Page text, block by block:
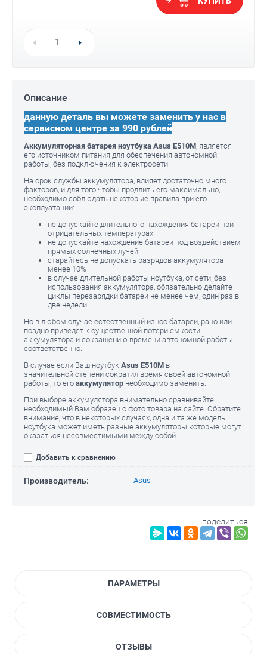
Описание
данную деталь вы можете заменить у нас в
сервисном центре за 990 рублей
Аккумуляторная батарея ноутбука Asus E510M , является
его источником питания для обеспечения автономной
работы, без подключения к электросети.
На срок службы аккумулятора, влияет достаточно много
факторов, и для того чтобы продлить его максимально,
необходимо соблюдать некоторые правила при его
эксплуатации:
не допускайте длительного нахождения батареи при
отрицательных температурах
не допускайте нахождение батареи под воздействием
прямых солнечных лучей
старайтесь не допускать разрядов аккумулятора
менее 10%
в случае длительной работы ноутбука, от сети, без
использования аккумулятора, обязательно делайте
циклы перезарядки батареи не менее чем, один раз в
две недели
Но в любом случае естественный износ батареи, рано или
поздно приведет к существенной потери ёмкости
аккумулятора и сокращению времени автономной работы
соответственно.
В случае если Ваш ноутбук Asus E510M в
значительной степени сократил время своей автономной
работы, то его аккумулятор необходимо заменить.
При выборе аккумулятора внимательно сравнивайте
необходимый Вам образец с фото товара на сайте. Обратите
внимание, что в некоторых случаях, одна и та же модель
ноутбука может иметь разные аккумуляторы которые могут
оказаться несовместимыми между собой.
Добавить к сравнению
Производитель: Asus
поделиться
ПАРАМЕТРЫ
СОВМЕСТИМОСТЬ
ОТЗЫВЫ